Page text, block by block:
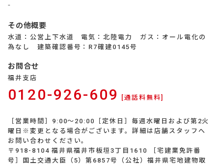
⁻
その他概要
水道：公営上下水道 電気：北陸電力 ガス：オール電化の
為なし 建築確認番号：R7確建0145号
お問合せ
福井支店
0120-926-609 [通話料無料]
［営業時間］9:00～20:00［定休日］毎週水曜日および第2火
曜日※変更となる場合がございます。詳細は店舗スタッフへ
お問い合わせください。
〒918-8104 福井県福井市板垣3丁目1610 ［宅建業免許番
号］国土交通大臣（5）第6857号（公社）福井県宅地建物取